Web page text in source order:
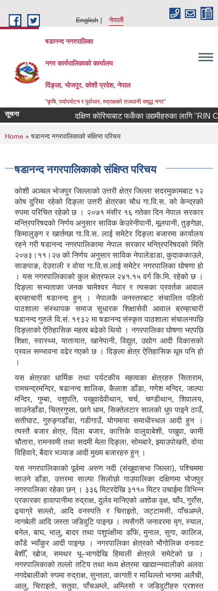
English
नेपाली
षडानन्द नगरपालिका
नगर कार्यपालिकाको कार्यालय
दिंङ्ला, भोजपुर, कोशी प्रदेश, नेपाल
"कृषि, पर्यापर्यटन र पूर्वाधार, रुद्राक्षको राजधानी समृद्ध नगर"
सूचना दक्षिण कोरियाबाट फर्केका उद्यमीहरुका लागि "RIN
You are here
Home » षडानन्द नगरपालिकाको संक्षिप्त परिचय
षडानन्द नगरपालिकाको संक्षिप्त परिचय
कोशी अञ्चल भोजपुर जिल्लाको उत्तरी क्षेत्र जिल्ला सदरमुकामबाट १२
कोष दुरिमा रहेको दिङ्ला उत्तरी क्षेत्रका चौध गा.वि.स. को केन्द्रको
रुपमा परिचित रहेको छ । २०७१ मंसीर १६ गतेका दिन नेपाल सरकार
मन्त्रिपरिषदको निर्णय अनुसार साविक केउरेनीपानी, मूलपानी, तुङ्गेछा,
किमालुङ्ग र खार्तम्छा गा.वि.स. लाई समेटेर दिङ्ला बजारमा कार्यालय
रहने गरी षडानन्द नगरपालिकामा नेपाल सरकार मन्त्रिपरिषदको मिति
२०७३।११।२७ को निर्णय अनुसार साविक नेपालेडाडा, कुदाककाउले,
साङपाङ, देउराली र वोया गा.वि.स.लाई समेटेर नगरपालिका घोषणा हो
। यस नगरपालिकाको कुल क्षेत्रफल २४१.१५ वर्ग कि.मि. रहेको छ ।
दिङ्ला सभ्यताका जनक चामेश्वर नेवार र त्यसका प्रवर्तक आवाल
ब्रम्हाचारी षडानन्द हुन् । नेपालकै जनस्तरबाट संचालित पहिलो
पाठशाला संस्थापक समाज सुधारक शिक्षासेवी आवाल ब्रम्हाचारी
षडानन्द गुरुले वि.सं. १९३२ मा षडानन्द संस्कृत पाठशाला संचालनपछि
दिङ्लाको ऐतिहासिक महत्व बढेको थियो । नगरपालिका घोषणा भएपछि
शिक्षा, स्वास्थ्य, यातायात, खानेपानी, विद्युत, उद्योग आदी विकासको
प्रवल सम्भावना वढेर गएको छ । दिङ्ला क्षेत्र ऐतिहासिक थूम पनि हो
।
यस क्षेत्रका धार्मिक तथा पर्यटकीय महत्वका क्षेत्रहरु सिताराम,
रामचन्द्रमन्दिर, षडानन्द शालिक, कैलाश डाँडा, गणेश मन्दिर, जाल्पा
मन्दिर, गुम्बा, पशुपति, पखुवादेवीथान, चर्च, चण्डीथान, शिवालय,
साउनेडाँडा, चित्रगुप्ता, छागे धाम, सिक्तेलटार सालको धुप पाइने ठाउँ,
सतीघाट, गुरुङ्गडाँडा, गडीगाउँ, योगमाया समाधीस्थल आदी हुन ।
त्यस्तै बजार क्षेत्र, दिंला बजार, कात्तिके वालुवाबेशी, पखुवा, कामी
चौतारा, रामनवमी तथा सदमी मेला दिङ्ला, सोमबारे, झ्याउपोखरी, वोया
विहिवारे, बैदार भञ्याङ आदी मुख्य बजारहरु हुन् ।
यस नगरपालिकाको पूर्वमा अरुण नदी (संखुवासभा जिल्ला), पश्चिममा
साउने डाँडा, उत्तरमा साल्पा सिलोछो गाउपालिका दक्षिणमा भोजपुर
नगरपालिका रहेका छन् । ३३६ मिटरदेखि ३११० मिटर उचाईमा विभिन्न
प्रकारका हावापानीमा रुद्राक्ष, दुर्लव मानिएको अशोक वृक्ष, चाँप, गुराँस,
ढ्याग्रे सल्लो, आदि वनस्पति र चिराइतो, जट्टामसी, पाँचअम्ले,
नागबेली आदि जस्ता जडिवुटि पाइन्छ । त्यसैगरी जनावरमा मृग, स्याल,
बनेल, बाघ, भालु, बादर तथा पशुपंक्षीमा डाँफे, मुनाल, सुगा, कालिज,
काँडे भ्याँकुर आदी पाइन्छ । नगरपालिका क्षेत्रको भौगोलिक वनावट
बेशीँ, खोज, समथर भू–भागदेखि हिमाली क्षेत्रले समेटेको छ ।
नगरपालिकाको तल्लो तटिय तथा मध्य क्षेत्रमा खाद्यान्नवालीको अलवा
नगदेबालीको रुपमा रुद्राक्ष, सुन्तला, कागती र माथिल्लो भागमा अलैची,
आलु, चिराइतो, सतुवा, पाँचअम्ले, अम्लिसो र जडिवुटीहरु प्रशस्त